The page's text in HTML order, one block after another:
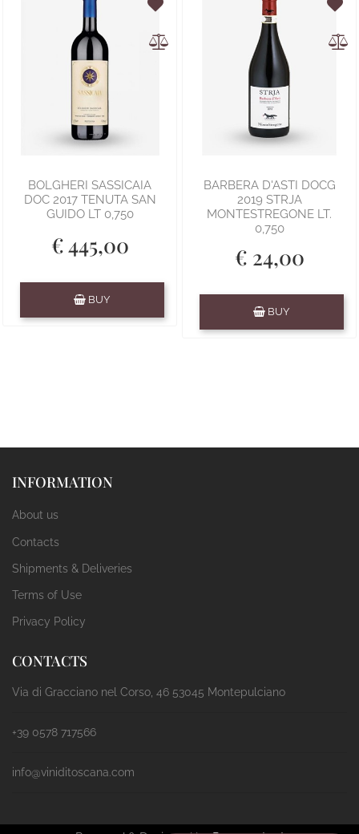
BOLGHERI SASSICAIA
DOC 2017 TENUTA SAN
GUIDO LT 0,750
€ 445,00
BUY
BARBERA D'ASTI DOCG
2019 STRJA
MONTESTREGONE LT.
0,750
€ 24,00
BUY
INFORMATION
About us
Contacts
Shipments & Deliveries
Terms of Use
Privacy Policy
CONTACTS
Via di Gracciano nel Corso, 46 53045 Montepulciano
+39 0578 717566
info@viniditoscana.com